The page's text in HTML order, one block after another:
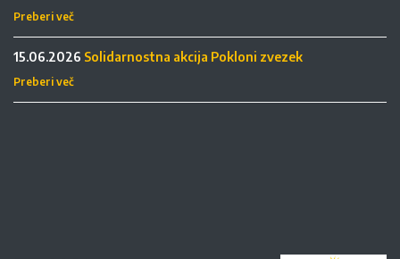
Preberi več
15.06.2026 Solidarnostna akcija Pokloni zvezek
Preberi več